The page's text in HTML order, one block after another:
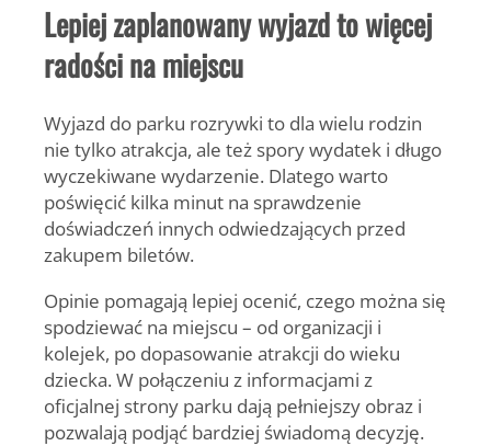
Lepiej zaplanowany wyjazd to więcej
radości na miejscu
Wyjazd do parku rozrywki to dla wielu rodzin
nie tylko atrakcja, ale też spory wydatek i długo
wyczekiwane wydarzenie. Dlatego warto
poświęcić kilka minut na sprawdzenie
doświadczeń innych odwiedzających przed
zakupem biletów.
Opinie pomagają lepiej ocenić, czego można się
spodziewać na miejscu – od organizacji i
kolejek, po dopasowanie atrakcji do wieku
dziecka. W połączeniu z informacjami z
oficjalnej strony parku dają pełniejszy obraz i
pozwalają podjąć bardziej świadomą decyzję.